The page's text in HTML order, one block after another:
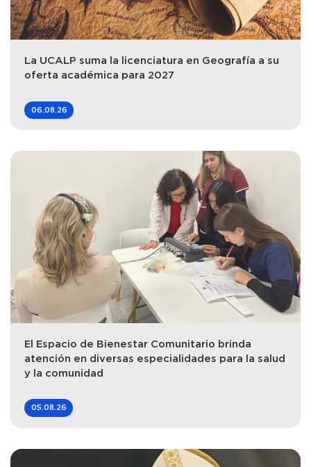
La UCALP suma la licenciatura en Geografía a su
oferta académica para 2027
06.08.26
El Espacio de Bienestar Comunitario brinda
atención en diversas especialidades para la salud
y la comunidad
05.08.26